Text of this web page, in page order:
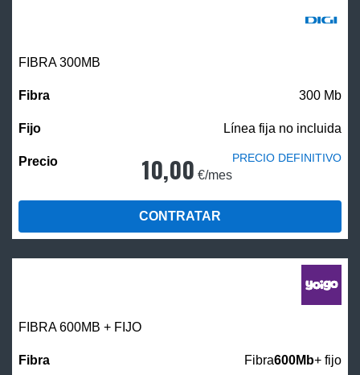
FIBRA 300MB
300 Mb
Línea fija no incluida
10,00 €/mes
PRECIO DEFINITIVO
CONTRATAR
FIBRA 600MB + FIJO
Fibra600Mb+ fijo